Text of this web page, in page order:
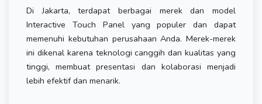
Di Jakarta, terdapat berbagai merek dan model
Interactive Touch Panel yang populer dan dapat
memenuhi kebutuhan perusahaan Anda. Merek-merek
ini dikenal karena teknologi canggih dan kualitas yang
tinggi, membuat presentasi dan kolaborasi menjadi
lebih efektif dan menarik.